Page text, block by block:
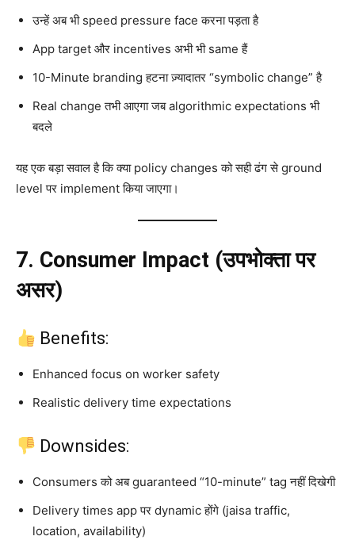
उन्हें अब भी speed pressure face करना पड़ता है
App target और incentives अभी भी same हैं
10-Minute branding हटना ज़्यादातर “symbolic change” है
Real change तभी आएगा जब algorithmic expectations भी
बदले
यह एक बड़ा सवाल है कि क्या policy changes को सही ढंग से ground
level पर implement किया जाएगा।
7. Consumer Impact (उपभोक्ता पर
असर)
Benefits:
Enhanced focus on worker safety
Realistic delivery time expectations
Downsides:
Consumers को अब guaranteed “10-minute” tag नहीं दिखेगी
Delivery times app पर dynamic होंगे (jaisa traffic,
location, availability)